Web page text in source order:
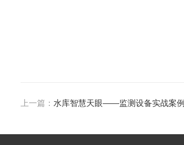
上一篇： 水库智慧天眼——监测设备实战案例